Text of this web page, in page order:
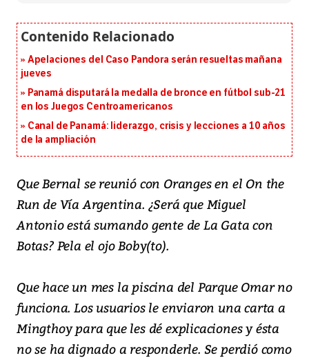
Apelaciones del Caso Pandora serán resueltas mañana
jueves
Panamá disputará la medalla de bronce en fútbol sub-21
en los Juegos Centroamericanos
Canal de Panamá: liderazgo, crisis y lecciones a 10 años
de la ampliación
Que Bernal se reunió con Oranges en el On the
Run de Vía Argentina. ¿Será que Miguel
Antonio está sumando gente de La Gata con
Botas? Pela el ojo Boby(to).
Que hace un mes la piscina del Parque Omar no
funciona. Los usuarios le enviaron una carta a
Mingthoy para que les dé explicaciones y ésta
no se ha dignado a responderle. Se perdió como